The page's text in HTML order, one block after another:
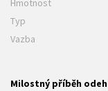
Hmotnost
Typ
Vazba
Milostný příběh